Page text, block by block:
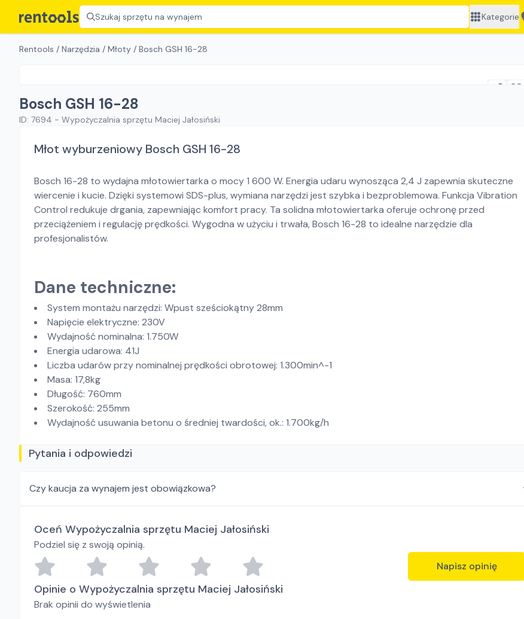
Szukaj sprzętu na wynajem Kategorie
Rentools / Narzędzia / Młoty / Bosch GSH 16-28
Bosch GSH 16-28
ID: 7694 - Wypożyczalnia sprzętu Maciej Jałosiński
Młot wyburzeniowy Bosch GSH 16-28
Bosch 16-28 to wydajna młotowiertarka o mocy 1 600 W. Energia udaru wynosząca 2,4 J zapewnia skuteczne
wiercenie i kucie. Dzięki systemowi SDS-plus, wymiana narzędzi jest szybka i bezproblemowa. Funkcja Vibration
Control redukuje drgania, zapewniając komfort pracy. Ta solidna młotowiertarka oferuje ochronę przed
przeciążeniem i regulację prędkości. Wygodna w użyciu i trwała, Bosch 16-28 to idealne narzędzie dla
profesjonalistów.
Dane techniczne:
System montażu narzędzi: Wpust sześciokątny 28mm
Napięcie elektryczne: 230V
Wydajność nominalna: 1.750W
Energia udarowa: 41J
Liczba udarów przy nominalnej prędkości obrotowej: 1.300min^-1
Masa: 17,8kg
Długość: 760mm
Szerokość: 255mm
Wydajność usuwania betonu o średniej twardości, ok.: 1.700kg/h
Pytania i odpowiedzi
Czy kaucja za wynajem jest obowiązkowa?
Oceń Wypożyczalnia sprzętu Maciej Jałosiński
Podziel się z swoją opinią.
Napisz opinię
Opinie o Wypożyczalnia sprzętu Maciej Jałosiński
Brak opinii do wyświetlenia